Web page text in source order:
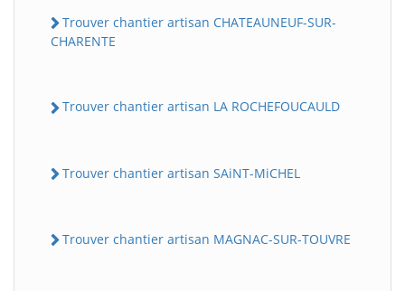
Trouver chantier artisan CHATEAUNEUF-SUR-
CHARENTE
Trouver chantier artisan LA ROCHEFOUCAULD
Trouver chantier artisan SAiNT-MiCHEL
Trouver chantier artisan MAGNAC-SUR-TOUVRE